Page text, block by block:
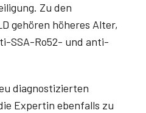
Zu den
gehören höheres Alter,
SSA-Ro52- und anti-
dia­gnostizierten
Expertin ebenfalls zu